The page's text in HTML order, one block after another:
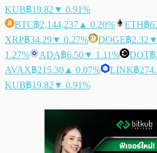
KUB฿19.82 ▼ 0.91%
BTC฿2,144,237 ▲ 0.20% ETH฿
XRP฿34.29▼ 0.27% DOGE฿2.32
1.27%
ADA฿6.50▼ 1.11% DOT฿
AVAX฿215.30 ▲ 0.07% LINK฿
KUB฿19.82 ▼ 0.91%